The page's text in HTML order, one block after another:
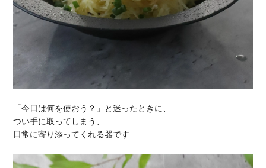
「今日は何を使おう？」と迷ったときに、
つい手に取ってしまう、
日常に寄り添ってくれる器です